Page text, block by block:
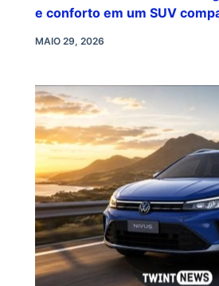
e conforto em um SUV
MAIO 29, 2026